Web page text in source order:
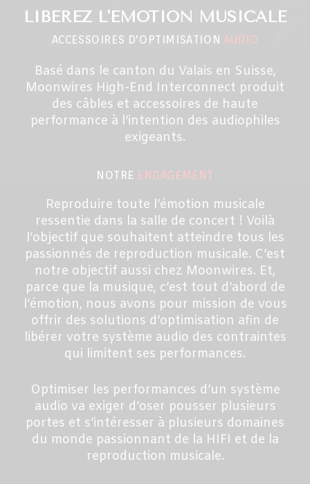
LIBEREZ L'ÉMOTION MUSICALE
ACCESSOIRES D'OPTIMISATION AUDIO
Basé dans le canton du Valais en Suisse,
Moonwires High-End Interconnect produit
des câbles et accessoires de haute
performance à l’intention des audiophiles
exigeants.
NOTRE ENGAGEMENT
Reproduire toute l’émotion musicale
ressentie dans la salle de concert ! Voilà
l’objectif que souhaitent atteindre tous les
passionnés de reproduction musicale. C’est
notre objectif aussi chez Moonwires. Et,
parce que la musique, c’est tout d’abord de
l’émotion, nous avons pour mission de vous
offrir des solutions d’optimisation afin de
libérer votre système audio des contraintes
qui limitent ses performances.
Optimiser les performances d’un système
audio va exiger d’oser pousser plusieurs
portes et s’intéresser à plusieurs domaines
du monde passionnant de la HIFI et de la
reproduction musicale.